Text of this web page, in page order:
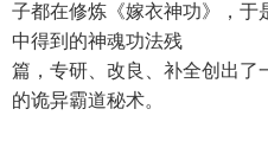
子都在修炼《嫁衣神功》，于
中得到的神魂功法残
篇，专研、改良、补全创出了
的诡异霸道秘术。